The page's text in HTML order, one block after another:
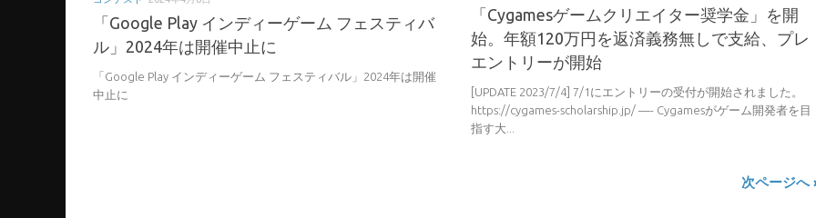
「Google Play インディーゲーム フェスティバ
ル」2024年は開催中止に
「Google Play インディーゲーム フェスティバル」2024年は開催
中止に
「Cygamesゲームクリエイター奨学金」を開
始。年額120万円を返済義務無しで支給、プレ
エントリーが開始
[UPDATE 2023/7/4] 7/1にエントリーの受付が開始されました。
https://cygames-scholarship.jp/ —- Cygamesがゲーム開発者を目
指す大...
次ページへ